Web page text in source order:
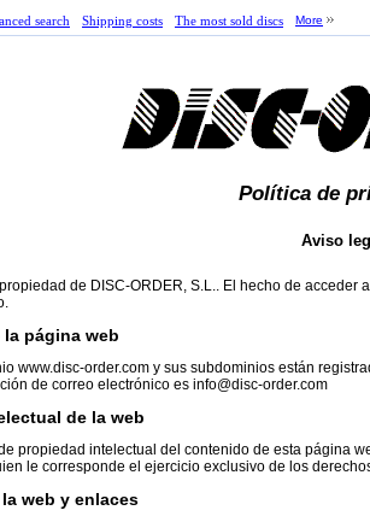
search Shipping costs The most sold discs More
Política de
Aviso
de DISC-ORDER, S.L.. El hecho de
página web
www.disc-order.com y sus subdominios están
de correo electrónico es info@disc-order.com
de la web
propiedad intelectual del contenido de esta página
le corresponde el ejercicio exclusivo de los
web y enlaces